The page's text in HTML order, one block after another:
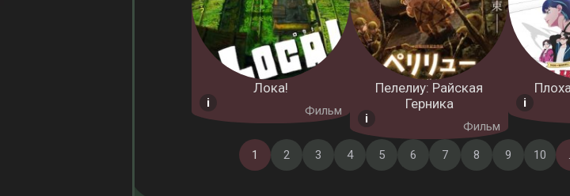
Лока!
Фильм
Пелелиу: Райская
Герника
Фильм
1 2 3 4 5 6 7 8 9 10